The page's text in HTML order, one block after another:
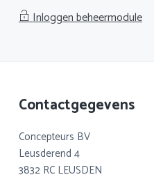
Inloggen beheermodule
Footer
Contactgegevens
Concepteurs BV
Leusderend 4
3832 RC LEUSDEN